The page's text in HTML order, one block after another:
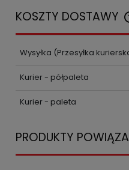
KOSZTY DOSTAWY
CENA NIE ZAWIERA
PŁATNOŚCI
Wysyłka (Przesyłka
Kurier - półpaleta
Kurier - paleta
PRODUKTY